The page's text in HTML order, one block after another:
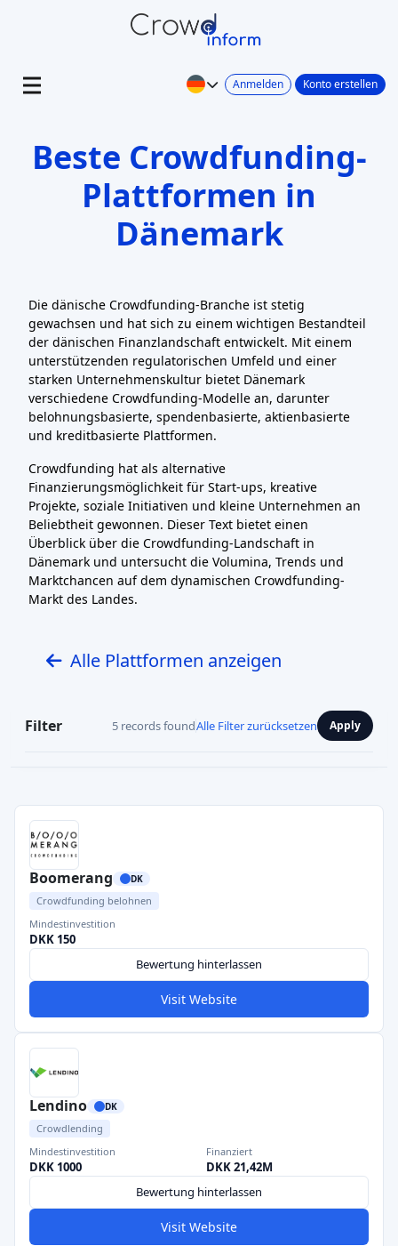
Anmelden Konto erstellen
Beste Crowdfunding-
Plattformen in
Dänemark
Die dänische Crowdfunding-Branche ist stetig
gewachsen und hat sich zu einem wichtigen Bestandteil
der dänischen Finanzlandschaft entwickelt. Mit einem
unterstützenden regulatorischen Umfeld und einer
starken Unternehmenskultur bietet Dänemark
verschiedene Crowdfunding-Modelle an, darunter
belohnungsbasierte, spendenbasierte, aktienbasierte
und kreditbasierte Plattformen.
Crowdfunding hat als alternative
Finanzierungsmöglichkeit für Start-ups, kreative
Projekte, soziale Initiativen und kleine Unternehmen an
Beliebtheit gewonnen. Dieser Text bietet einen
Überblick über die Crowdfunding-Landschaft in
Dänemark und untersucht die Volumina, Trends und
Marktchancen auf dem dynamischen Crowdfunding-
Markt des Landes.
Alle Plattformen anzeigen
Filter 5 records foundAlle Filter zurücksetzen Apply
Boomerang DK
Crowdfunding belohnen
Mindestinvestition
DKK 150
Bewertung hinterlassen
Visit Website
Lendino DK
Crowdlending
Mindestinvestition
DKK 1000
Finanziert
DKK 21,42M
Bewertung hinterlassen
Visit Website